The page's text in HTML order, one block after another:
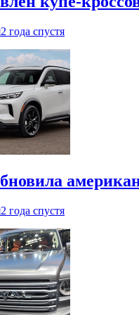
2 года спустя
2 года спустя